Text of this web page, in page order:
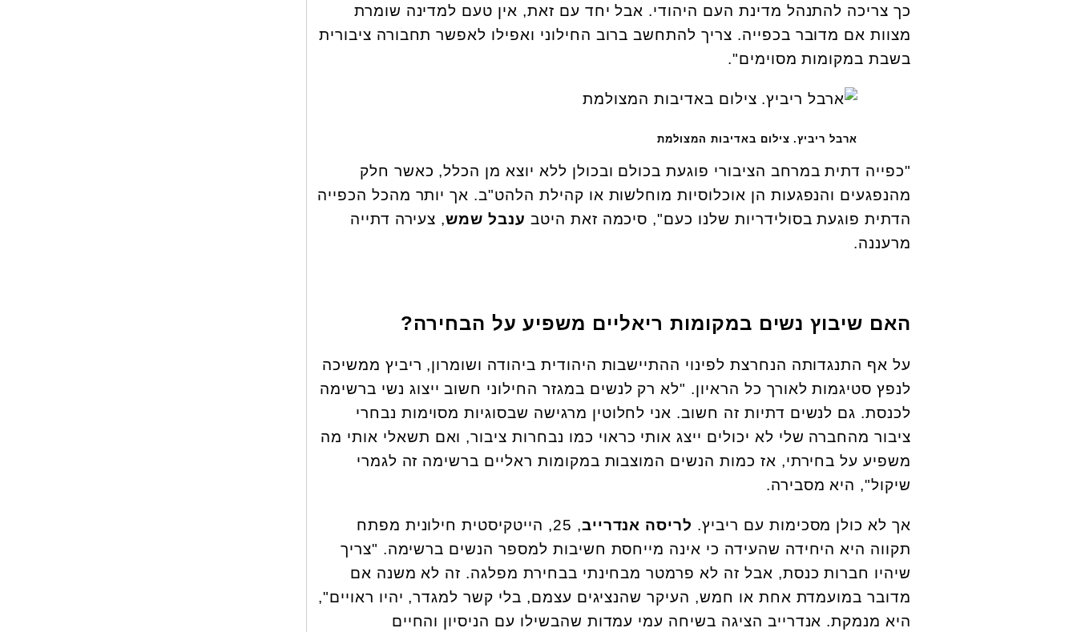
כך צריכה להתנהל מדינת העם היהודי. אבל יחד עם זאת, אין טעם למדינה שומרת
מצוות אם מדובר בכפייה. צריך להתחשב ברוב החילוני ואפילו לאפשר תחבורה ציבורית
בשבת במקומות מסוימים".
ארבל ריביץ. צילום באדיבות המצולמת
"כפייה דתית במרחב הציבורי פוגעת בכולם ובכולן ללא יוצא מן הכלל, כאשר חלק
מהנפגעים והנפגעות הן אוכלוסיות מוחלשות או קהילת הלהט"ב. אך יותר מהכל הכפייה
הדתית פוגעת בסולידריות שלנו כעם", סיכמה זאת היטב ענבל שמש, צעירה דתייה
מרעננה.
האם שיבוץ נשים במקומות ריאליים משפיע על הבחירה?
על אף התנגדותה הנחרצת לפינוי ההתיישבות היהודית ביהודה ושומרון, ריביץ ממשיכה
לנפץ סטיגמות לאורך כל הראיון. "לא רק לנשים במגזר החילוני חשוב ייצוג נשי ברשימה
לכנסת. גם לנשים דתיות זה חשוב. אני לחלוטין מרגישה שבסוגיות מסוימות נבחרי
ציבור מהחברה שלי לא יכולים ייצג אותי כראוי כמו נבחרות ציבור, ואם תשאלי אותי מה
משפיע על בחירתי, אז כמות הנשים המוצבות במקומות ראליים ברשימה זה לגמרי
שיקול", היא מסבירה.
אך לא כולן מסכימות עם ריביץ. לריסה אנדרייב
, 25, הייטקיסטית חילונית מפתח
תקווה היא היחידה שהעידה כי אינה מייחסת חשיבות למספר הנשים ברשימה. "צריך
שיהיו חברות כנסת, אבל זה לא פרמטר מבחינתי בבחירת מפלגה. זה לא משנה אם
מדובר במועמדת אחת או חמש, העיקר שהנציגים עצמם, בלי קשר למגדר, יהיו ראויים",
היא מנמקת. אנדרייב הציגה בשיחה עמי עמדות שהבשילו עם הניסיון והחיים